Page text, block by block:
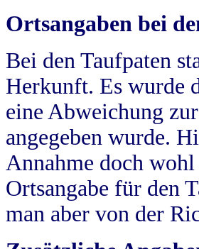
Ortsangaben bei
Bei den Taufpaten
Herkunft. Es wurde
eine Abweichung
angegeben wurde.
Annahme doch
Ortsangabe für den
man aber von der